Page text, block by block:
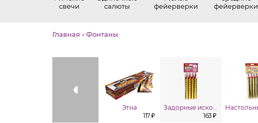
свечи
салюты
фейерверки
фейерверки
Главная > Фонтаны
Этна
117 ₽
Задорные искорки
163 ₽